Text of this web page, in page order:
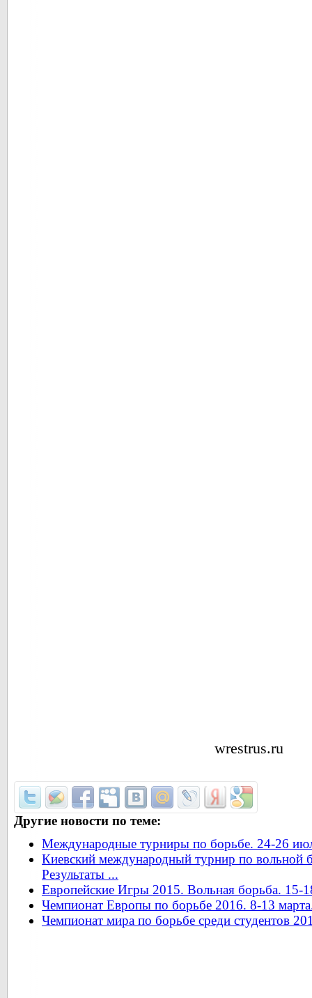
wrestrus.ru
Другие новости по теме:
Международные турниры по борьбе. 24-26
Киевский международный турнир по вольной
Результаты ...
Европейские Игры 2015. Вольная борьба. 15-
Чемпионат Европы по борьбе 2016. 8-13
Чемпионат мира по борьбе среди студентов